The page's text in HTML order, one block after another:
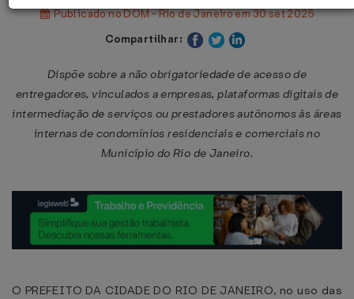
Publicado no DOM - Rio de Janeiro em 30 set 2025
Compartilhar:
Dispõe sobre a não obrigatoriedade de acesso de
entregadores, vinculados a empresas, plataformas digitais de
intermediação de serviços ou prestadores autônomos às áreas
internas de condomínios residenciais e comerciais no
Município do Rio de Janeiro.
O PREFEITO DA CIDADE DO RIO DE JANEIRO, no uso das